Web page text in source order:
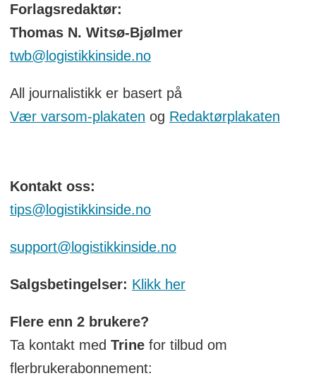
Forlagsredaktør:
Thomas N. Witsø-Bjølmer
twb@logistikkinside.no
All journalistikk er basert på
Vær varsom-plakaten og Redaktørplakaten
Kontakt oss:
tips@logistikkinside.no
support@logistikkinside.no
Salgsbetingelser: Klikk her
Flere enn 2 brukere?
Ta kontakt med Trinefor tilbud om
flerbrukerabonnement: